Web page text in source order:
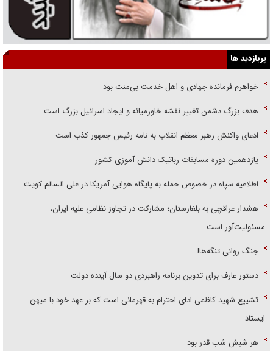
پربازدید ها
خواهرم فرمانده جهادی و اهل خدمت بی‌منت بود
هدف بزرگ دشمن تغییر نقشه خاورمیانه و ایجاد اسرائیل بزرگ است
ادعای واکنش رهبر معظم انقلاب به نامه رئیس جمهور کذب است
یازدهمین دوره مسابقات رباتیک دانش آموزی کشور
اطلاعیه سپاه در خصوص حمله به پایگاه هوایی آمریکا در علی السالم کویت
هشدار عراقچی به بلغارستان؛ مشارکت در تجاوز نظامی علیه ایران،
مسئولیت‌آور است
جنگ روانی تنگه‌ها!
دستور عارف برای تدوین برنامه راهبردی دو سال آینده دولت
تشییع شهید کاظمی ادای احترام به قهرمانی است که بر عهد خود با میهن
ایستاد
هر شبش شب قدر بود